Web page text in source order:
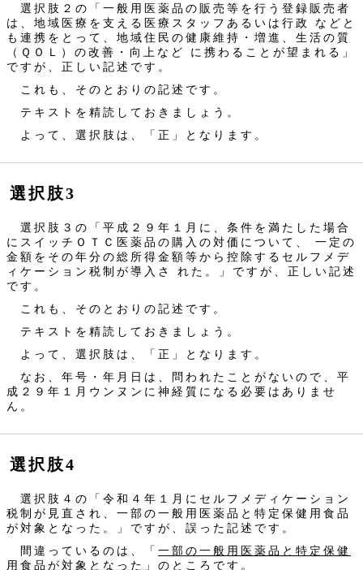
選択肢２の「一般用医薬品の販売等を行う登録販売者
は、地域医療を支える医療スタッフあるいは行政 などと
も連携をとって、地域住民の健康維持・増進、生活の質
（ＱＯＬ）の改善・向上など に携わることが望まれる」
ですが、正しい記述です。
これも、そのとおりの記述です。
テキストを精読しておきましょう。
よって、選択肢は、「正」となります。
選択肢3
選択肢３の「平成２９年１月に、条件を満たした場合
にスイッチＯＴＣ医薬品の購入の対価について、 一定の
金額をその年分の総所得金額等から控除するセルフメデ
ィケーション税制が導入さ れた。」ですが、正しい記述
です。
これも、そのとおりの記述です。
テキストを精読しておきましょう。
よって、選択肢は、「正」となります。
なお、年号・年月日は、問われたことがないので、平
成２９年１月ウンヌンに神経質になる必要はありませ
ん。
選択肢4
選択肢４の「令和４年１月にセルフメディケーション
税制が見直され、一部の一般用医薬品と特定保健用食品
が対象となった。」ですが、誤った記述です。
間違っているのは、「 一部の一般用医薬品と特定保健
用食品が対象となった 」のところです。